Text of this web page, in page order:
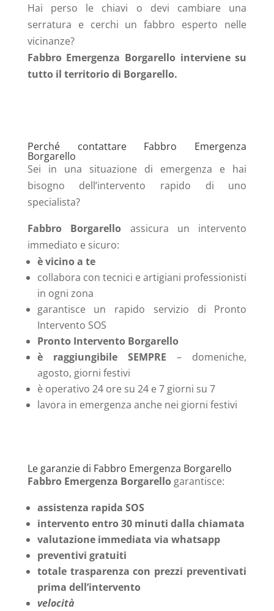
Hai perso le chiavi o devi cambiare una
serratura e cerchi un fabbro esperto nelle
vicinanze?
Fabbro Emergenza Borgarello interviene su
tutto il territorio di Borgarello.
Perché contattare Fabbro Emergenza
Borgarello
Sei in una situazione di emergenza e hai
bisogno dell’intervento rapido di uno
specialista?
Fabbro Borgarello assicura un intervento
immediato e sicuro:
è vicino a te
collabora con tecnici e artigiani professionisti
in ogni zona
garantisce un rapido servizio di Pronto
Intervento SOS
Pronto Intervento Borgarello
è raggiungibile SEMPRE – domeniche,
agosto, giorni festivi
è operativo 24 ore su 24 e 7 giorni su 7
lavora in emergenza anche nei giorni festivi
Le garanzie di Fabbro Emergenza Borgarello
Fabbro Emergenza Borgarellogarantisce:
assistenza rapida SOS
intervento entro 30 minuti dalla chiamata
valutazione immediata via whatsapp
preventivi gratuiti
totale trasparenza con prezzi preventivati
prima dell’intervento
velocità